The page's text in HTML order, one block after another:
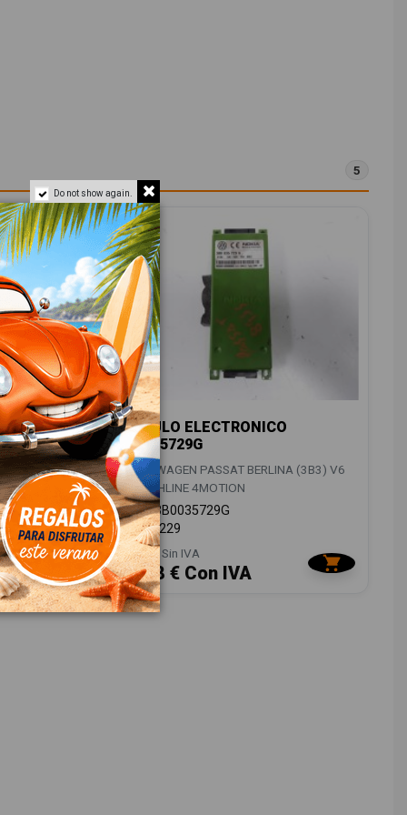
5
(3B3) V6
MODULO ELECTRONICO
3B0035729G
VOLKSWAGEN PASSAT BERLINA (3B3) V6
TDI HIGHLINE 4MOTION
OEM:3B0035729G
ID:673229
18,00 € Sin IVA
21,78 € Con IVA
Do not show again.